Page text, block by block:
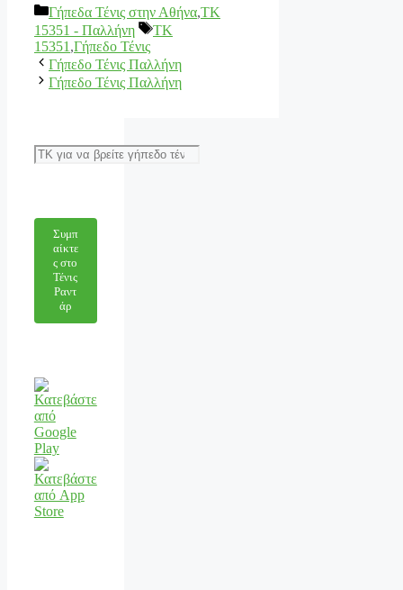
Κατηγορίες
Γήπεδα Τένις στην Αθήνα,ΤΚ
15351 - Παλλήνη
Ετικέτες
TK
15351 ,Γήπεδο Τένις
Γήπεδο Τένις Παλλήνη
Γήπεδο Τένις Παλλήνη
Αναζήτηση
Συμπ
αίκτε
ς στο
Τένις
Ραντ
άρ